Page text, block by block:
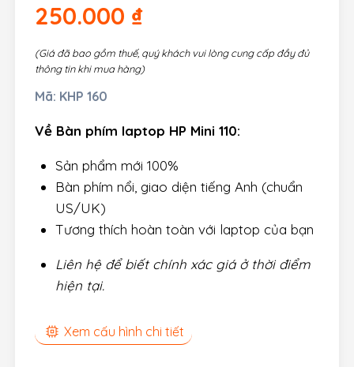
250.000 ₫
(Giá đã bao gồm thuế, quý khách vui lòng cung cấp đầy đủ
thông tin khi mua hàng)
Mã: KHP 160
Về Bàn phím laptop HP Mini 110:
Sản phẩm mới 100%
Bàn phím nổi, giao diện tiếng Anh (chuẩn
US/UK)
Tương thích hoàn toàn với laptop của bạn
Liên hệ để biết chính xác giá ở thời điểm
hiện tại.
Xem cấu hình chi tiết